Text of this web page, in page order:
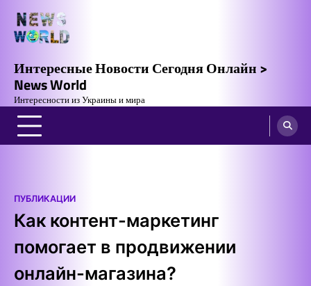
content
Интересные Новости Сегодня Онлайн >
News World
Интересности из Украины и мира
ПУБЛИКАЦИИ
Как контент-маркетинг
помогает в продвижении
онлайн-магазина?